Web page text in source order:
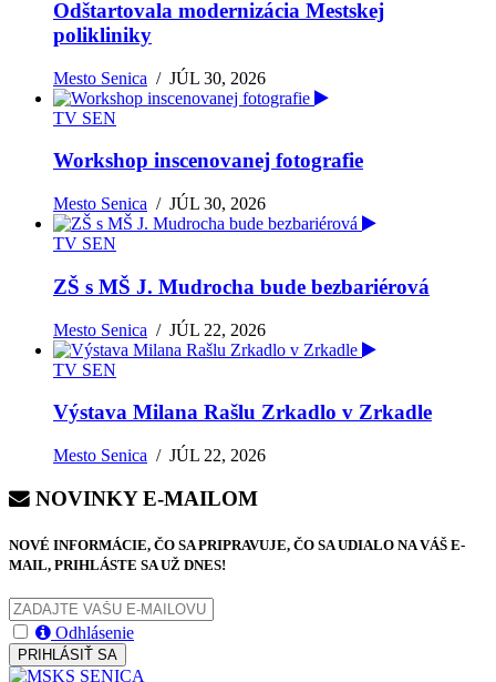
Odštartovala modernizácia Mestskej
polikliniky
Mesto Senica /JÚL 30, 2026
TV SEN
Workshop inscenovanej fotografie
Mesto Senica /JÚL 30, 2026
TV SEN
ZŠ s MŠ J. Mudrocha bude bezbariérová
Mesto Senica /JÚL 22, 2026
TV SEN
Výstava Milana Rašlu Zrkadlo v Zrkadle
Mesto Senica /JÚL 22, 2026
NOVINKY E-MAILOM
NOVÉ INFORMÁCIE, ČO SA PRIPRAVUJE, ČO SA UDIALO NA VÁŠ E-
MAIL, PRIHLÁSTE SA UŽ DNES!
Odhlásenie
PRIHLÁSIŤ SA